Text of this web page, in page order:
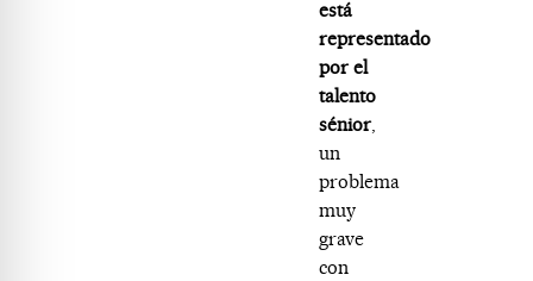
está
representado
por el
talento
sénior,
un
problema
muy
grave
con